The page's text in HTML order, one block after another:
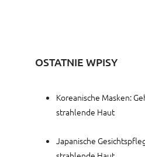
OSTATNIE WPISY
Koreanische Masken:
strahlende Haut
Japanische